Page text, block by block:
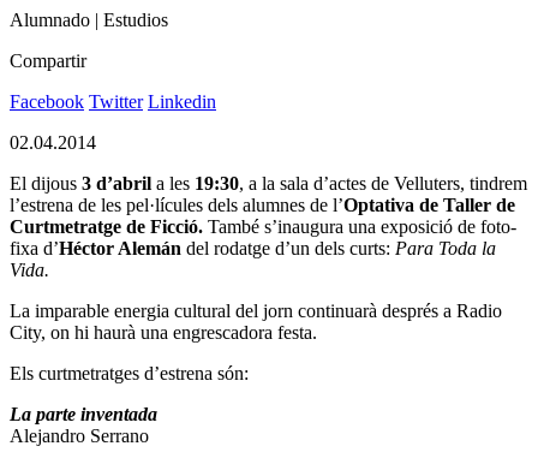
Alumnado | Estudios
Compartir
Facebook Twitter Linkedin
02.04.2014
El dijous 3 d’abril a les 19:30, a la sala d’actes de Velluters, tindrem
l’estrena de les pel·lícules dels alumnes de l’Optativa de Taller de
Curtmetratge de Ficció. També s’inaugura una exposició de foto-
fixa d’Héctor Alemán del rodatge d’un dels curts: Para Toda la
Vida.
La imparable energia cultural del jorn continuarà després a Radio
City, on hi haurà una engrescadora festa.
Els curtmetratges d’estrena són:
La parte inventada
Alejandro Serrano